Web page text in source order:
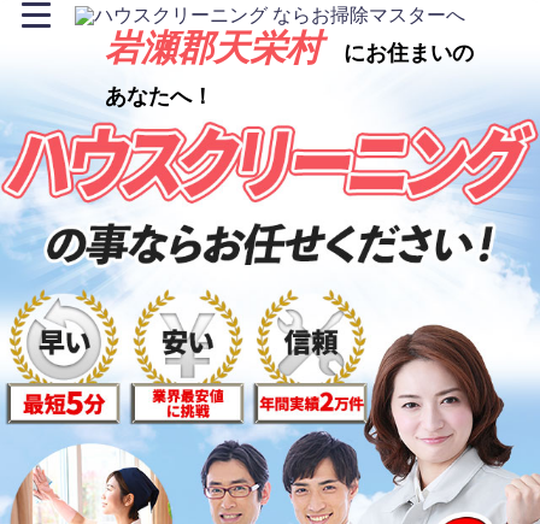
岩瀬郡天栄村 にお住まいの
あなたへ！